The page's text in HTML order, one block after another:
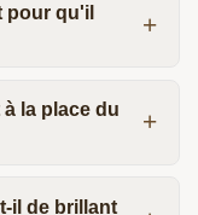
pour qu'il
la place du
il de brillant